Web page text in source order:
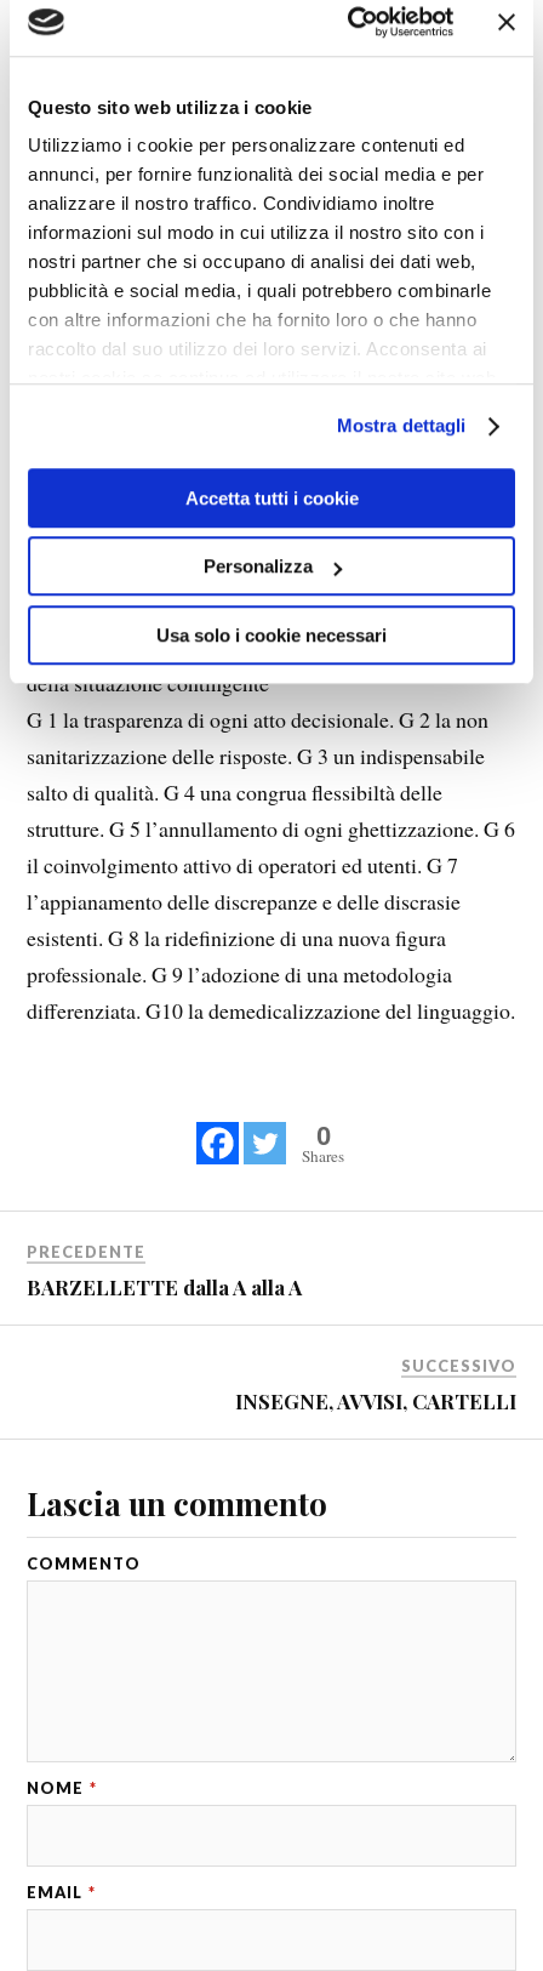
Questo sito web utilizza i cookie
Utilizziamo i cookie per personalizzare contenuti ed
annunci, per fornire funzionalità dei social media e per
analizzare il nostro traffico. Condividiamo inoltre
informazioni sul modo in cui utilizza il nostro sito con i
nostri partner che si occupano di analisi dei dati web,
pubblicità e social media, i quali potrebbero combinarle
con altre informazioni che ha fornito loro o che hanno
raccolto dal suo utilizzo dei loro servizi. Acconsenta ai
Mostra dettagli
Accetta tutti i cookie
Personalizza
Usa solo i cookie necessari
iniziali D 8 in maniera articolata e non totalizzante D 9
attraverso i meccanismi della partecipazione D10 senza
precostituzione delle risposte
E 1 sostanziando e vitalizzando E 2 recuperando
ovvvero rivalutando E 3 ipotizzando e perseguendo E 4
non assumendo mai come implicito E 5 fattualizzando e
concretizzando E 6 non sottacendo ma anzi
puntualizzando E 7 potenziando ed incrementando E 8
non dando certo per scontato E 9 evidenziando ed
esplicitando E10 attivando ed implementando
F 1 nei tempi brevi, anzi brevissimi F 2 in un’ottica
preventiva e non più curativa F 3 in un ambito
territoriale omogeneo, ai diversi livelli F 4 nel rispetto
della normativa esistente F 5 nel contesto di un sistema
integrato F 6 quale sua premessa indispensabile e
condizionante F 7 nella misura in cui ciò sia fattibile F 8
con le dovute e imprescindibili sottolineature F 9 in
termini di efficacia e di efficienza F10 a monte e a valle
della situazione contingente
G 1 la trasparenza di ogni atto decisionale. G 2 la non
sanitarizzazione delle risposte. G 3 un indispensabile
salto di qualità. G 4 una congrua flessibiltà delle
strutture. G 5 l’annullamento di ogni ghettizzazione. G 6
il coinvolgimento attivo di operatori ed utenti. G 7
l’appianamento delle discrepanze e delle discrasie
esistenti. G 8 la ridefinizione di una nuova figura
professionale. G 9 l’adozione di una metodologia
differenziata. G10 la demedicalizzazione del linguaggio.
0
Shares
PRECEDENTE
BARZELLETTE dalla A alla A
SUCCESSIVO
INSEGNE, AVVISI, CARTELLI
Lascia un commento
COMMENTO
NOME *
EMAIL *